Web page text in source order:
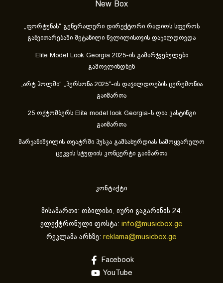
New Box
„ფორტუნას“ გენერალური დირექტორი რადიოს სფეროს
განვითარებაში შეტანილი წვლილისთვის დაჯილდოვდა
Elite Model Look Georgia 2025-ის გამარჯვებულები
გამოვლინდნენ
„არტ ჰოლში“ „პერსონა 2025“-ის დაჯილდოების ცერემონია
გაიმართა
25 ოქტომბერს Elite model look Georgia-ს ღია კასტინგი
გაიმართა
მარჯანიშვილის თეატრში პუსკა გამსახურდიას სამოყვარულო
ცეკვის სტუდიის კონცერტი გაიმართა
კონტაქტი
მისამართი: თბილისი, იური გაგარინის 24.
ელექტრონული ფოსტა: info@musicbox.ge
რეკლამა არხზე: reklama@musicbox.ge
Facebook
YouTube